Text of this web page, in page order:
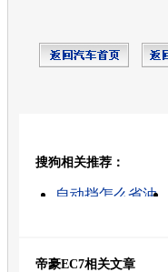
搜狗相关推荐：
自动挡怎么省油
帝豪EC7相关文章